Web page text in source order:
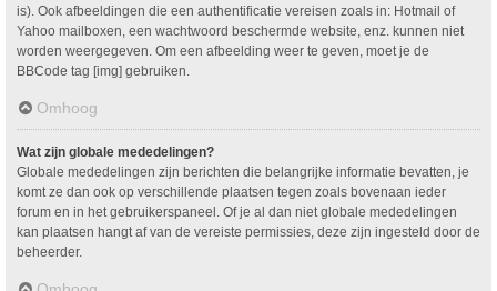
is). Ook afbeeldingen die een authentificatie vereisen zoals in: Hotmail of
Yahoo mailboxen, een wachtwoord beschermde website, enz. kunnen niet
worden weergegeven. Om een afbeelding weer te geven, moet je de
BBCode tag [img] gebruiken.
Omhoog
Wat zijn globale mededelingen?
Globale mededelingen zijn berichten die belangrijke informatie bevatten, je
komt ze dan ook op verschillende plaatsen tegen zoals bovenaan ieder
forum en in het gebruikerspaneel. Of je al dan niet globale mededelingen
kan plaatsen hangt af van de vereiste permissies, deze zijn ingesteld door de
beheerder.